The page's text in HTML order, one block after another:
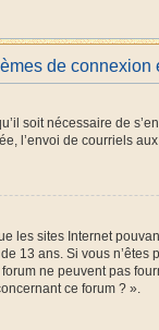
de connexion
soit nécessaire de
de courriels
les sites Internet
13 ans. Si vous
ne peuvent pas
ce forum ? ».